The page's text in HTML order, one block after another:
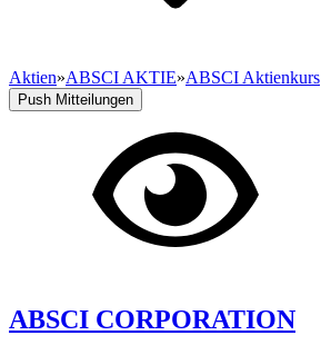
Aktien»ABSCI AKTIE»ABSCI Aktienkurs
Push Mitteilungen
ABSCI CORPORATION